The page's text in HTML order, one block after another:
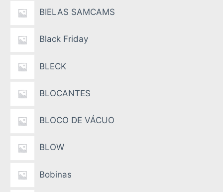
BIELAS SAMCAMS
Black Friday
BLECK
BLOCANTES
BLOCO DE VÁCUO
BLOW
Bobinas